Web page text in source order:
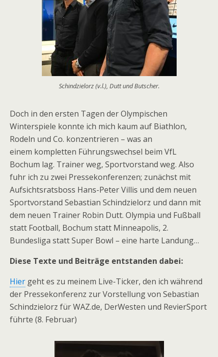
Schindzielorz (v.l.), Dutt und Butscher.
Doch in den ersten Tagen der Olympischen
Winterspiele konnte ich mich kaum auf Biathlon,
Rodeln und Co. konzentrieren – was an
einem kompletten Führungswechsel beim VfL
Bochum lag. Trainer weg, Sportvorstand weg. Also
fuhr ich zu zwei Pressekonferenzen; zunächst mit
Aufsichtsratsboss Hans-Peter Villis und dem neuen
Sportvorstand Sebastian Schindzielorz und dann mit
dem neuen Trainer Robin Dutt. Olympia und Fußball
statt Football, Bochum statt Minneapolis, 2.
Bundesliga statt Super Bowl – eine harte Landung…
Diese Texte und Beiträge entstanden dabei:
Hier geht es zu meinem Live-Ticker, den ich während
der Pressekonferenz zur Vorstellung von Sebastian
Schindzielorz für WAZ.de, DerWesten und RevierSport
führte (8. Februar)